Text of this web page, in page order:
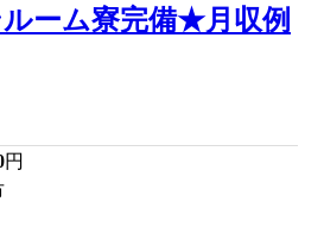
ーム寮完備★月収例
円